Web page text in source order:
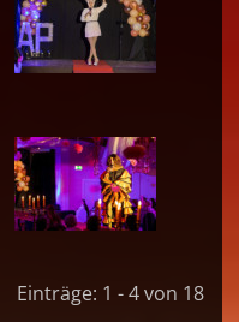
Einträge: 1 - 4 von 18